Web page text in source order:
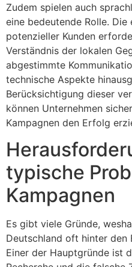
Zudem spielen auch
eine bedeutende Rolle.
potenzieller Kunden
Verständnis der lokalen
abgestimmte
technische Aspekte
Berücksichtigung dieser
können Unternehmen
Kampagnen den Erfolg
typische
Kampagnen
Es gibt viele Gründe,
Deutschland oft hinter den
Einer der Hauptgründe ist